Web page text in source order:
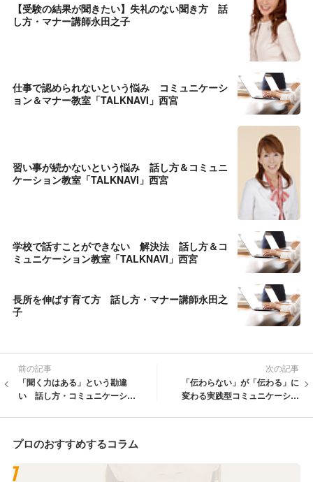
【受験の結果が聞きたい】失礼のない聞き方 話
し方・マナー講師永田之子
仕事で認められないという悩み コミュニケーシ
ョン＆マナー教室「TALKNAVI」西宮
習い事が続かないという悩み 話し方＆コミュニ
ケーション教室「TALKNAVI」西宮
学校で話すことができない 解決法 話し方＆コ
ミュニケーション教室「TALKNAVI」西宮
長所を伸ばす育て方 話し方・マナー講師永田之
子
前の記事
「聞く力はある」という勘違
い 話し方・コミュニケーショ
次の記事
「伝わらない」が「伝わる」に
変わる実践型コミュニケーショ
プロのおすすめするコラム